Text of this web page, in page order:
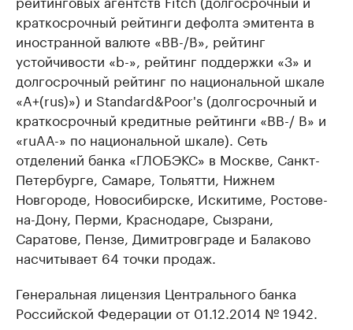
краткосрочный рейтинги дефолта эмитента в
иностранной валюте «BB-/B», рейтинг
устойчивости «b-», рейтинг поддержки «3» и
долгосрочный рейтинг по национальной шкале
«A+(rus)») и Standard&Poor's (долгосрочный и
краткосрочный кредитные рейтинги «BB-/ B» и
«ruAA-» по национальной шкале). Сеть
отделений банка «ГЛОБЭКС» в Москве, Санкт-
Петербурге, Самаре, Тольятти, Нижнем
Новгороде, Новосибирске, Искитиме, Ростове-
на-Дону, Перми, Краснодаре, Сызрани,
Саратове, Пензе, Димитровграде и Балаково
насчитывает 64 точки продаж.
Генеральная лицензия Центрального банка
Российской Федерации от 01.12.2014 № 1942.